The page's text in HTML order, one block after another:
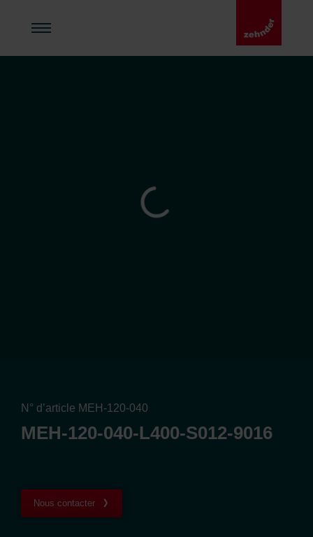
N° d’article MEH-120-040
MEH-120-040-L400-S012-9016
Nous contacter